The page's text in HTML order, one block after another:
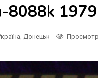
8088k
Донецьк